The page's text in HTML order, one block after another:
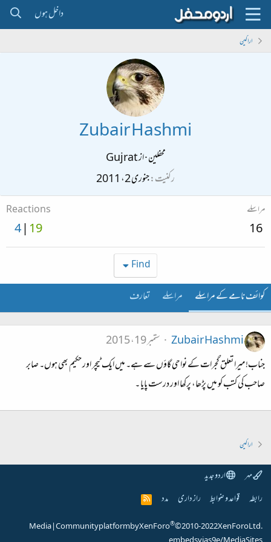
داخل ہوں
اراکین
Zubair Hashmi
محفلین·ازGujrat
رکنیت جنوری 2، 2011
مراسلے
16
Reactions
19
4
Find
کوائف نامے کے مراسلے مراسلے تعارف
Zubair Hashmi
ستمبر 19، 2015
جناب! میرا تعلق گجرات کے نواحی گاؤں سے ہے۔ میں ایک ٹیچر اور حکیم بھی ہوں۔ صابر
صاحب کی کتب کو میں پڑھا، پرکھا اور درست پایا ۔
اراکین
مہر
اردو جدید
رابطہ قواعد و ضوابط راز داری مدد
R
S
Community platform by XenForo®© 2010-2022 XenForo Ltd.
|
Media